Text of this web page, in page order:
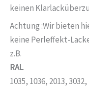
keinen
Achtung :Wir bieten
keine Perleffekt-
z.B.
RAL
1035, 1036, 2013, 3032,